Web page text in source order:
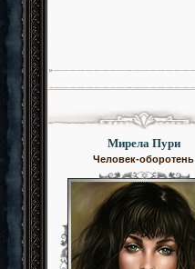
Мирела Пури
Человек-оборотень